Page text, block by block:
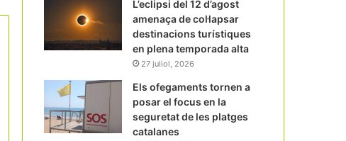
L’eclipsi del 12 d’agost
amenaça de col·lapsar
destinacions turístiques
en plena temporada alta
27 juliol, 2026
Els ofegaments tornen a
posar el focus en la
seguretat de les platges
catalanes